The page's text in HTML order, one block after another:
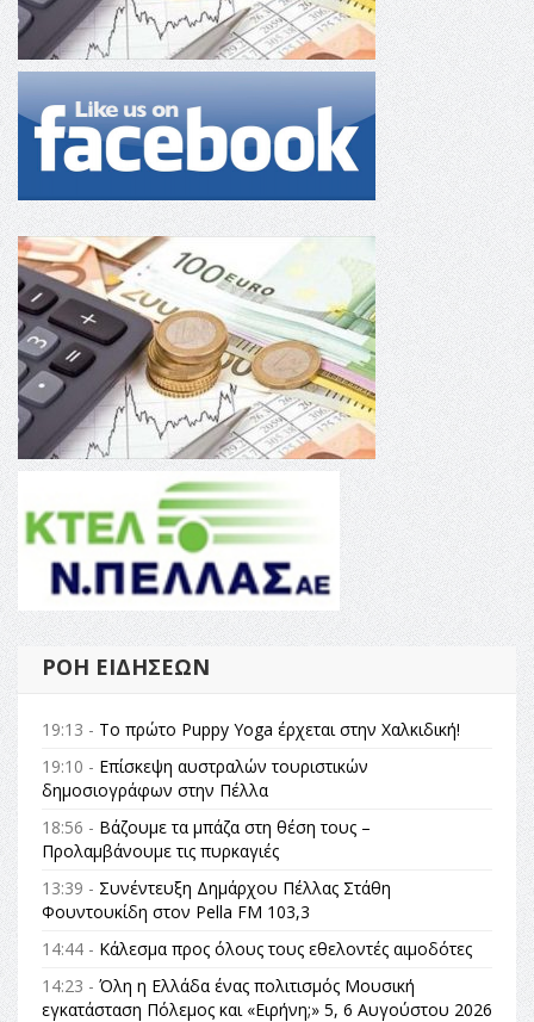
ΡΟΉ ΕΙΔΉΣΕΩΝ
19:13 - Το πρώτο Puppy Yoga έρχεται στην Χαλκιδική!
19:10 - Επίσκεψη αυστραλών τουριστικών
δημοσιογράφων στην Πέλλα
18:56 - Βάζουμε τα μπάζα στη θέση τους –
Προλαμβάνουμε τις πυρκαγιές
13:39 - Συνέντευξη Δημάρχου Πέλλας Στάθη
Φουντουκίδη στον Pella FM 103,3
14:44 - Κάλεσμα προς όλους τους εθελοντές αιμοδότες
14:23 - Όλη η Ελλάδα ένας πολιτισμός Μουσική
εγκατάσταση Πόλεμος και «Ειρήνη;» 5, 6 Αυγούστου 2026